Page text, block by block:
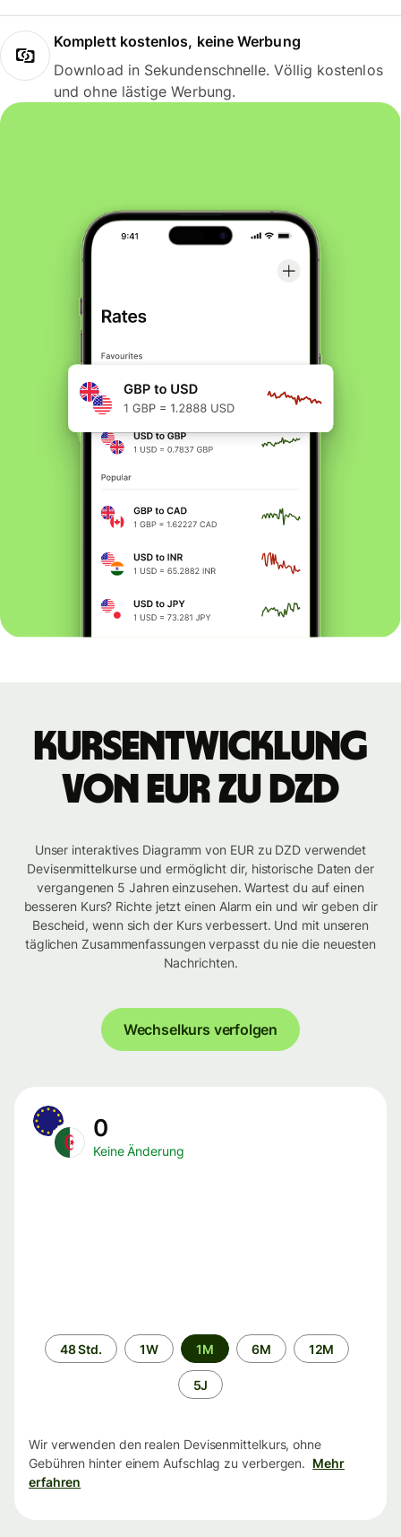
Komplett kostenlos, keine Werbung
Download in Sekundenschnelle. Völlig kostenlos
und ohne lästige Werbung.
Kursentwicklung
von EUR zu DZD
Unser interaktives Diagramm von EUR zu DZD verwendet
Devisenmittelkurse und ermöglicht dir, historische Daten der
vergangenen 5 Jahren einzusehen. Wartest du auf einen
besseren Kurs? Richte jetzt einen Alarm ein und wir geben dir
Bescheid, wenn sich der Kurs verbessert. Und mit unseren
täglichen Zusammenfassungen verpasst du nie die neuesten
Nachrichten.
Wechselkurs verfolgen
0
Keine Änderung
Zeitraum
48 Std. 1W 1M 6M 12M
5J
Wir verwenden den realen Devisenmittelkurs, ohne
Gebühren hinter einem Aufschlag zu verbergen. Mehr
erfahren